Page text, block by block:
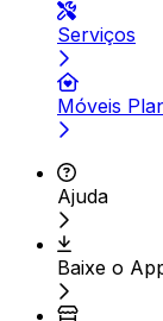
Serviços
Móveis
Ajuda
Baixe o